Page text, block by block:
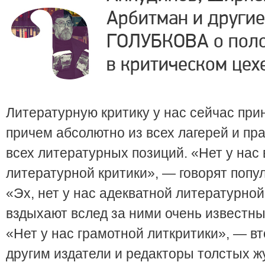
Арбитман и
ГОЛУБКОВА о
в критическом
Литературную критику у нас сейчас
причем абсолютно из всех лагерей и
всех литературных позиций. «Нет у
литературной критики», — говорят
«Эх, нет у нас адекватной
вздыхают вслед за ними очень
«Нет у нас грамотной литкритики», —
другим издатели и редакторы толстых